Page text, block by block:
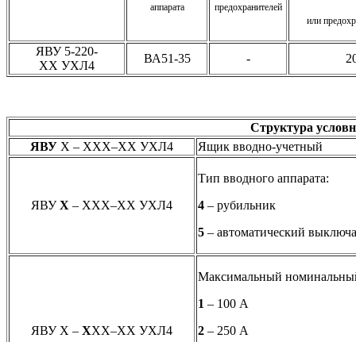
аппарата предохранителей
или
ЯВУ 5-220-
ХХ УХЛ4
ВА51-35 -
Структура
ЯВУ Х – ХХХ–ХХ УХЛ4 Ящик вводно-учетный
ЯВУХ – ХХХ–ХХ УХЛ4
Тип вводного аппарата:
4 – рубильник
5 – автоматический
ЯВУ Х – ХХХ–ХХ УХЛ4
Максимальный
1 – 100 А
2 – 250 А